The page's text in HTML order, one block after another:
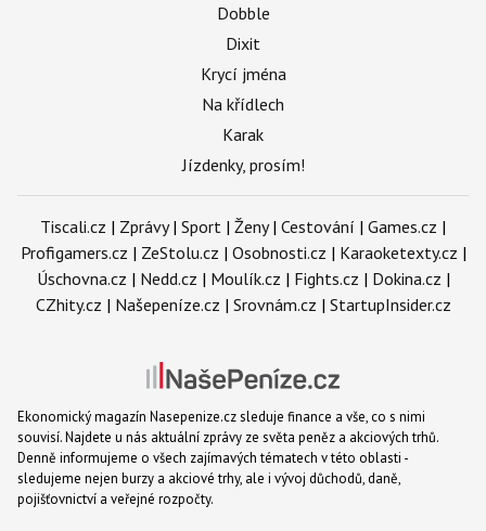
Dobble
Dixit
Krycí jména
Na křídlech
Karak
Jízdenky, prosím!
Tiscali.cz | Zprávy| Sport | Ženy| Cestování | Games.cz |
Profigamers.cz | ZeStolu.cz | Osobnosti.cz | Karaoketexty.cz |
Úschovna.cz | Nedd.cz | Moulík.cz | Fights.cz | Dokina.cz |
CZhity.cz | Našepeníze.cz | Srovnám.cz | StartupInsider.cz
Ekonomický magazín Nasepenize.cz sleduje finance a vše, co s nimi
souvisí. Najdete u nás aktuální zprávy ze světa peněz a akciových trhů.
Denně informujeme o všech zajímavých tématech v této oblasti -
sledujeme nejen burzy a akciové trhy, ale i vývoj důchodů, daně,
pojišťovnictví a veřejné rozpočty.